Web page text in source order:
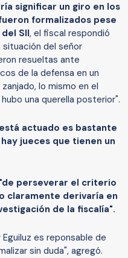
significar un giro en los
formalizados pese
SII, el fiscal respondió
del señor
resueltas ante
de la defensa en un
lo mismo en el
una querella posterior".
actuado es bastante
jueces que tienen un
"de perseverar el criterio
claramente derivaría en
de la fiscalía".
es reponsable de
sin duda", agregó.